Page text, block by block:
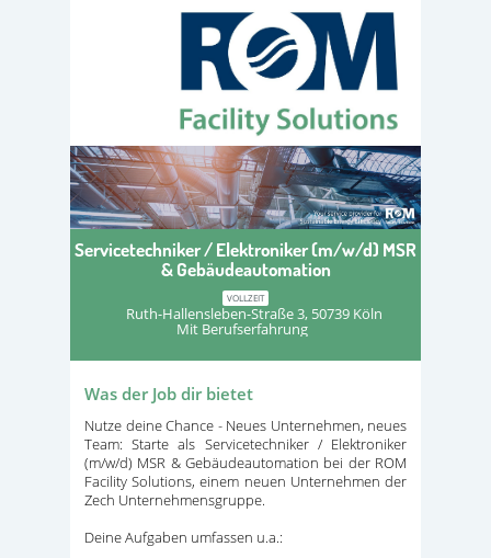
Servicetechniker / Elektroniker (m/w/d) MSR
& Gebäudeautomation
VOLLZEIT
Ruth-Hallensleben-Straße 3, 50739 Köln
Mit Berufserfahrung
Was der Job dir bietet
Nutze deine Chance - Neues Unternehmen, neues
Team: Starte als Servicetechniker / Elektroniker
(m/w/d) MSR & Gebäudeautomation bei der ROM
Facility Solutions, einem neuen Unternehmen der
Zech Unternehmensgruppe.
Deine Aufgaben umfassen u.a.: